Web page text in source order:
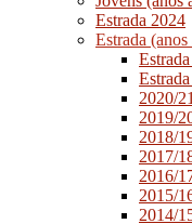
Estrada 2024
Estrada
2020/21
2019/
2018/
2017/
2016/
2015/
2014/